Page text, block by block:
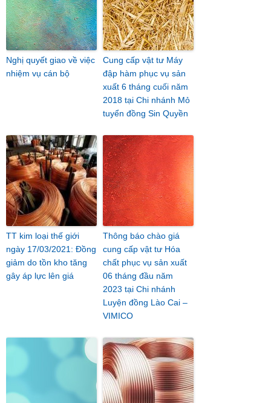
Nghị quyết giao về việc
nhiệm vụ cán bộ
Cung cấp vật tư Máy
đập hàm phục vụ sản
xuất 6 tháng cuối năm
2018 tại Chi nhánh Mỏ
tuyển đồng Sin Quyền
TT kim loại thế giới
ngày 17/03/2021: Đồng
giảm do tồn kho tăng
gây áp lực lên giá
Thông báo chào giá
cung cấp vật tư Hóa
chất phục vụ sản xuất
06 tháng đầu năm
2023 tại Chi nhánh
Luyện đồng Lào Cai –
VIMICO